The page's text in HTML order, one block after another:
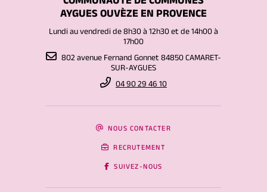
AYGUES OUVÈZE EN PROVENCE
Lundi au vendredi de 8h30 à 12h30 et de 14h00 à
17h00
802 avenue Fernand Gonnet 84850 CAMARET-
SUR-AYGUES
04 90 29 46 10
NOUS CONTACTER
RECRUTEMENT
SUIVEZ-NOUS